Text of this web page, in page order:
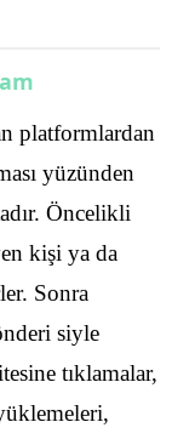
platformlardan
yüzünden
Öncelikli
kişi ya da
Sonra
siyle
tıklamalar,